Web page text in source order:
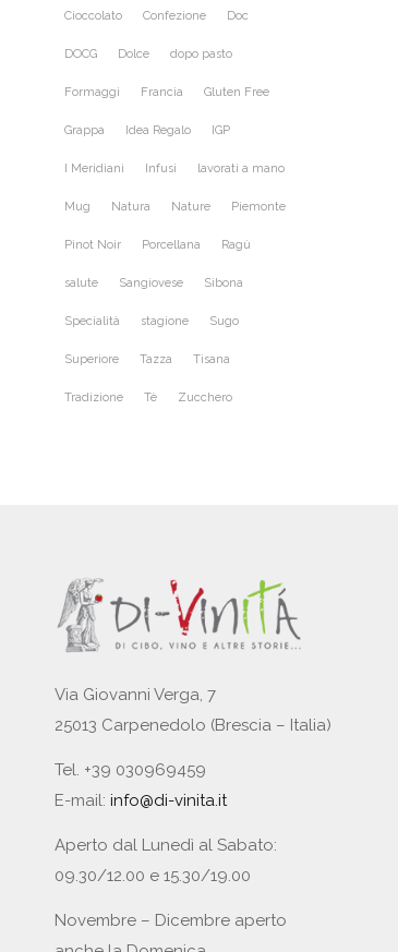
Cioccolato Confezione Doc
DOCG Dolce dopo pasto
Formaggi Francia Gluten Free
Grappa Idea Regalo IGP
I Meridiani Infusi lavorati a mano
Mug Natura Nature Piemonte
Pinot Noir Porcellana Ragù
salute Sangiovese Sibona
Specialità stagione Sugo
Superiore Tazza Tisana
Tradizione Tè Zucchero
Via Giovanni Verga, 7
25013 Carpenedolo (Brescia – Italia)
Tel. +39 030969459
E-mail: info@di-vinita.it
Aperto dal Lunedì al Sabato:
09.30/12.00 e 15.30/19.00
Novembre – Dicembre aperto